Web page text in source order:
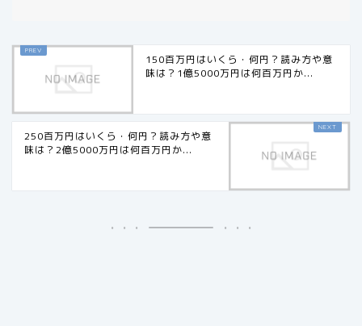
150百万円はいくら・何円？読み方や意
味は？1億5000万円は何百万円か...
250百万円はいくら・何円？読み方や意
味は？2億5000万円は何百万円か...